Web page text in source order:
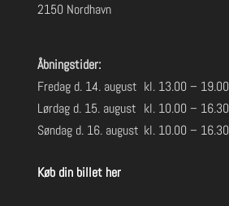
2150 Nordhavn
Åbningstider:
Fredag d. 14. august kl. 13.00 – 19.00
Lørdag d. 15. august kl. 10.00 – 16.30
Søndag d. 16. august kl. 10.00 – 16.30
Køb din billet her